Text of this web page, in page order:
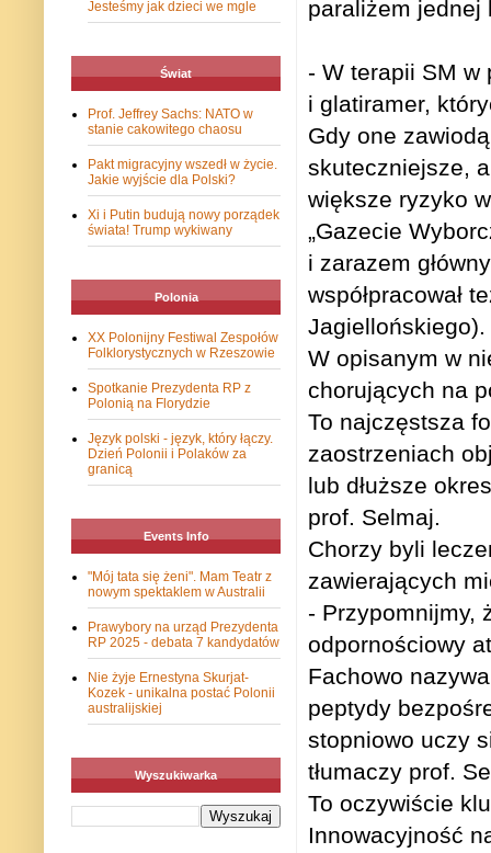
paraliżem jednej
- W terapii SM w
i glatiramer,
Gdy one
skuteczniejsze,
większe ryzyko
„Gazecie
i zarazem
współpracował
Jagiellońskiego).
W opisanym w
chorujących na
To najczęstsza
zaostrzeniach
lub dłuższe
prof. Selmaj.
Chorzy byli
zawierających
- Przypomnijmy,
odpornościowy
Fachowo
peptydy
stopniowo uczy
tłumaczy prof.
To oczywiście
Innowacyjność
Jesteśmy jak dzieci we mgle
Świat
Prof. Jeffrey Sachs: NATO w
stanie cakowitego chaosu
Pakt migracyjny wszedł w życie.
Jakie wyjście dla Polski?
Xi i Putin budują nowy porządek
świata! Trump wykiwany
Polonia
XX Polonijny Festiwal Zespołów
Folklorystycznych w Rzeszowie
Spotkanie Prezydenta RP z
Polonią na Florydzie
Język polski - język, który łączy.
Dzień Polonii i Polaków za
granicą
Events Info
"Mój tata się żeni". Mam Teatr z
nowym spektaklem w Australii
Prawybory na urząd Prezydenta
RP 2025 - debata 7 kandydatów
Nie żyje Ernestyna Skurjat-
Kozek - unikalna postać Polonii
australijskiej
Wyszukiwarka